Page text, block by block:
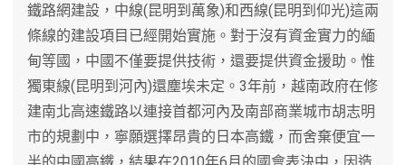
鐵路網建設，中線(昆明到萬象)和西線(昆明到仰光)這兩
條線的建設項目已經開始實施。對于沒有資金實力的緬
甸等國，中國不僅要提供技術，還要提供資金援助。惟
獨東線(昆明到河內)還塵埃未定。3年前，越南政府在修
建南北高速鐵路以連接首都河內及南部商業城市胡志明
市的規劃中，寧願選擇昂貴的日本高鐵，而舍棄便宜一